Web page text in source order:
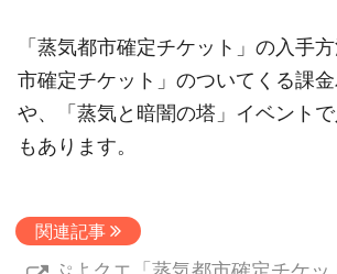
「蒸気都市確定チケット」の入手
市確定チケット」のついてくる課
や、「蒸気と暗闇の塔」イベント
もあります。
関連記事